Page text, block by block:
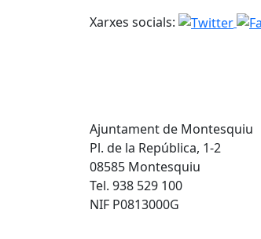
Xarxes socials:
Ajuntament de Montesquiu
Pl. de la República, 1-2
08585 Montesquiu
Tel. 938 529 100
NIF P0813000G